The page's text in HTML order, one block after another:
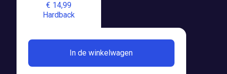
€ 14,99
Hardback
In de winkelwagen